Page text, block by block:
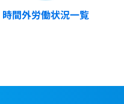
時間外労働状況一覧